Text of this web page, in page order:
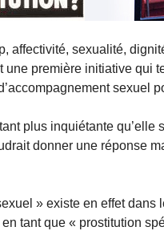
affectivité, sexualité,
une première initiative qui
sexuel
plus inquiétante qu’elle
donner une réponse
» existe en effet
tant que « prostitution